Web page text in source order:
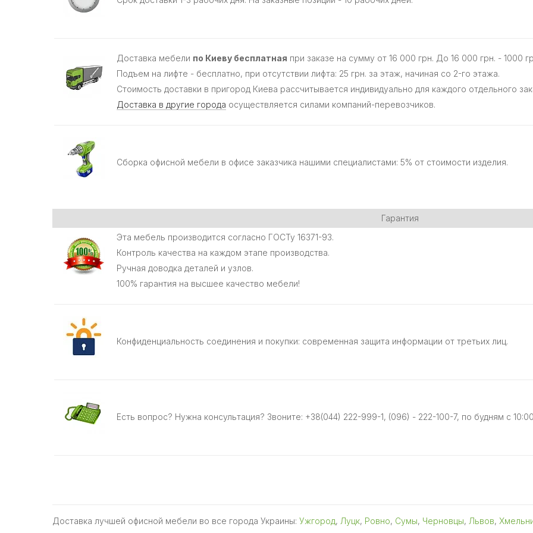
Доставка мебели по Киеву бесплатная при заказе на сумму от 16 000 грн. До 16 000 грн. - 1000
Подъем на лифте - бесплатно, при отсутствии лифта: 25 грн. за этаж, начиная со 2-го этажа.
Стоимость доставки в пригород Киева рассчитывается индивидуально для каждого отдельного
Доставка в другие города осуществляется силами компаний-перевозчиков.
Сборка офисной мебели в офисе заказчика нашими специалистами: 5% от стоимости изделия.
Гарантия
Эта мебель производится согласно ГОСТу 16371-93.
Контроль качества на каждом этапе производства.
Ручная доводка деталей и узлов.
100% гарантия на высшее качество мебели!
Конфиденциальность соединения и покупки: современная защита информации от третьих лиц.
Есть вопрос? Нужна консультация? Звоните: +38(044) 222-999-1, (096) - 222-100-7, по будням с
Доставка лучшей офисной мебели во все города Украины: Ужгород, Луцк, Ровно, Сумы, Черновцы, Львов,